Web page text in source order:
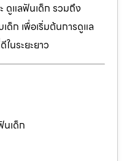
ดูแลฟันเด็ก รวมถึง
ด็ก เพื่อเริ่มต้นการดูแล
นระยะยาว
เด็ก